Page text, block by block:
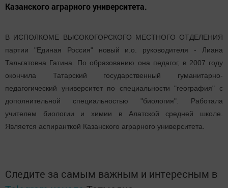
Казанского аграрного университета.
В ИСПОЛКОМЕ ВЫСОКОГОРСКОГО МЕСТНОГО ОТДЕЛЕНИЯ
партии "Единая Россия" новый и.о. руководителя - Лиана
Тальгатовна Гатина. По образованию она педагог, в 2007 году
окончила Татарский государственный гуманитарно-
педагогический университет по специальности "география" с
дополнительной специальностью "биология". Работала
учителем биологии и химии в Алатской средней школе.
Является аспиранткой Казанского аграрного университета.
Следите за самым важным и интересным в